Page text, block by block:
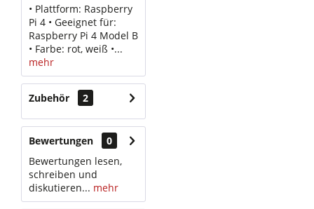
• Plattform: Raspberry
Pi 4 • Geeignet für:
Raspberry Pi 4 Model B
• Farbe: rot, weiß •...
mehr
Zubehör 2
Bewertungen
0
Bewertungen lesen,
schreiben und
diskutieren... mehr